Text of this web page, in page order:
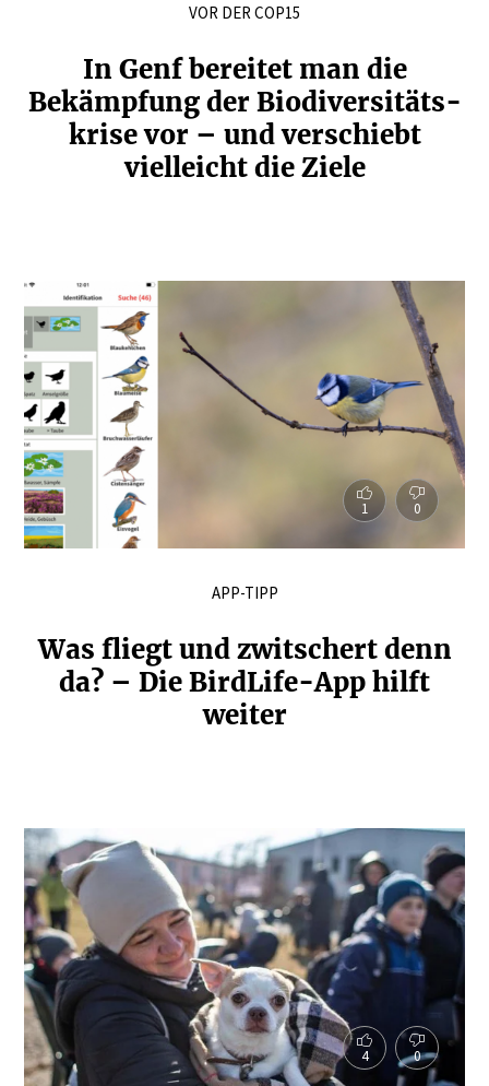
VOR DER COP15
In Genf bereitet man die
Bekämpfung der Biodi­ver­si­täts­
krise vor – und verschiebt
vielleicht die Ziele
1 0
APP-TIPP
Was fliegt und zwitschert denn
da? – Die BirdLife-App hilft
weiter
4 0